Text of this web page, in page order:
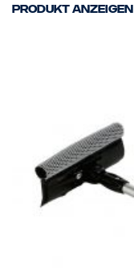
PRODUKT ANZEIGEN